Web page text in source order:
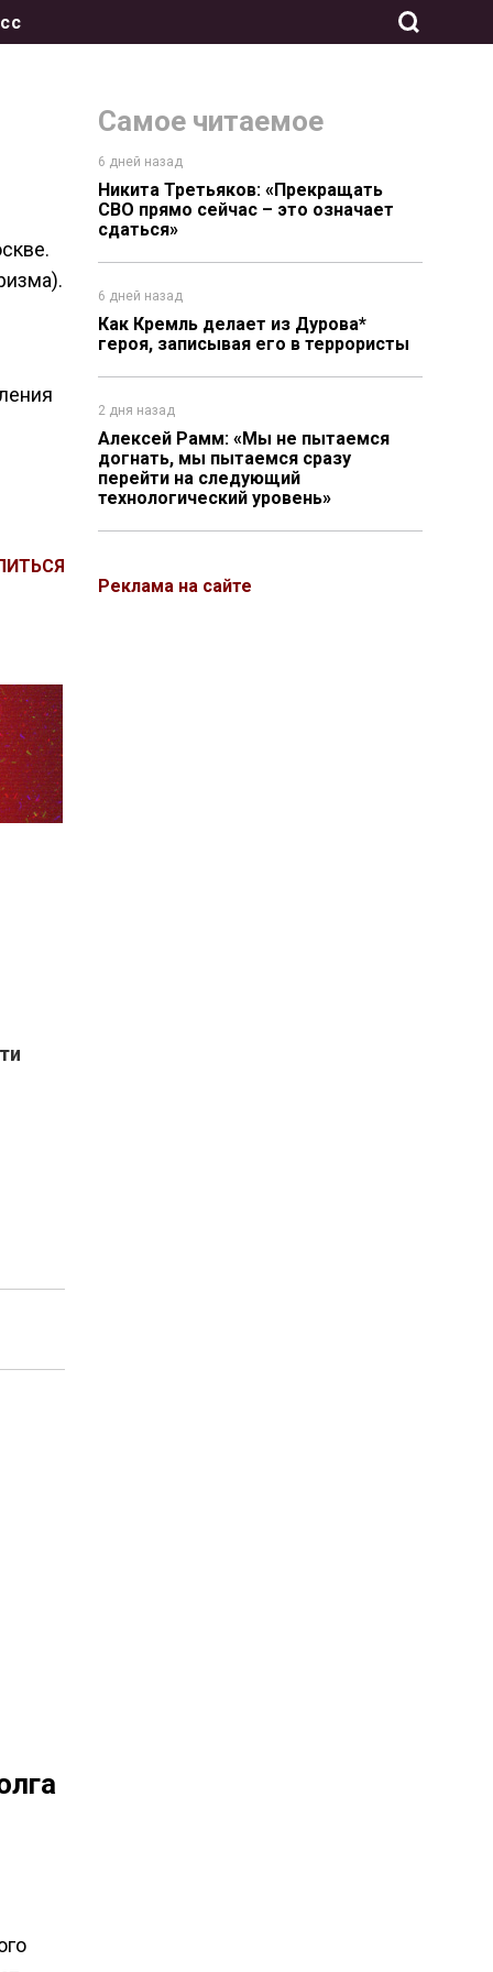
Самое читаемое
6 дней назад
Никита Третьяков: «Прекращать
СВО прямо сейчас – это означает
сдаться»
6 дней назад
Как Кремль делает из Дурова*
героя, записывая его в террористы
2 дня назад
Алексей Рамм: «Мы не пытаемся
догнать, мы пытаемся сразу
перейти на следующий
технологический уровень»
Реклама на сайте